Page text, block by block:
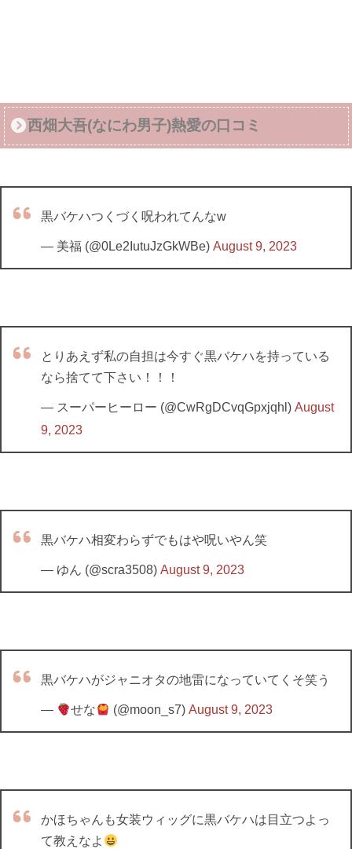
西畑大吾(なにわ男子)熱愛の口コミ
黒バケハつくづく呪われてんなw
— 美福 (@0Le2IutuJzGkWBe) August 9, 2023
とりあえず私の自担は今すぐ黒バケハを持っている
なら捨てて下さい！！！
— スーパーヒーロー (@CwRgDCvqGpxjqhl) August
9, 2023
黒バケハ相変わらずでもはや呪いやん笑
— ゆん (@scra3508) August 9, 2023
黒バケハがジャニオタの地雷になっていてくそ笑う
— せな (@moon_s7)August 9, 2023
かほちゃんも女装ウィッグに黒バケハは目立つよっ
て教えなよ